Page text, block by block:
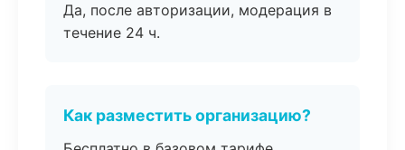
Да, после авторизации, модерация в
течение 24 ч.
Как разместить организацию?